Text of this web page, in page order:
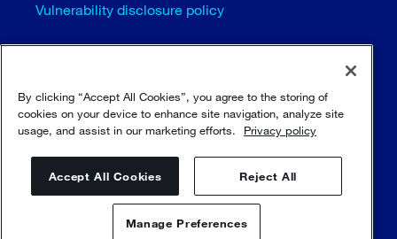
Vulnerability disclosure policy
Cookie-Einstellungen (EN)
Seitenübersicht
© Sulzer Ltd 1996 - 2025
By clicking “Accept All Cookies”, you agree to the storing of
cookies on your device to enhance site navigation, analyze site
usage, and assist in our marketing efforts.
Privacy policy
Accept All Cookies Reject All
Manage Preferences